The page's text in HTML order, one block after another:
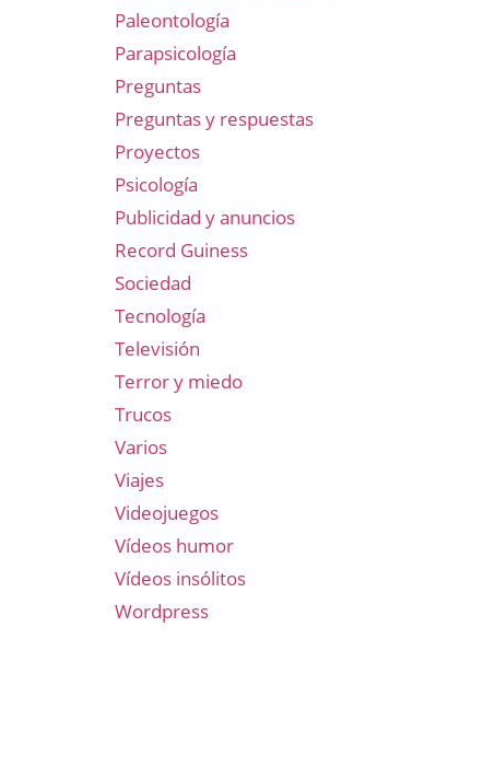
Paleontología
Parapsicología
Preguntas
Preguntas y respuestas
Proyectos
Psicología
Publicidad y anuncios
Record Guiness
Sociedad
Tecnología
Televisión
Terror y miedo
Trucos
Varios
Viajes
Videojuegos
Vídeos humor
Vídeos insólitos
Wordpress